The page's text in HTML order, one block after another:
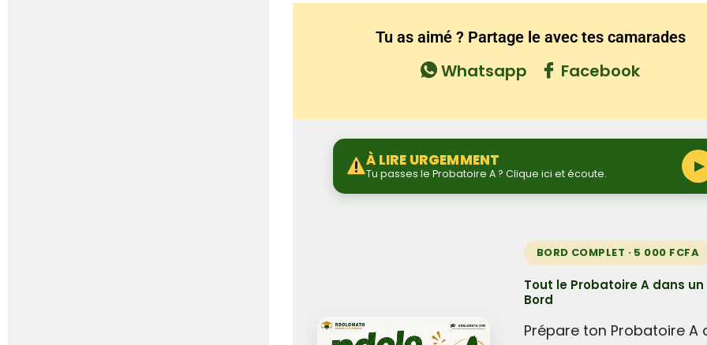
Tu as aimé ? Partage le avec tes camarades
Whatsapp Facebook
À LIRE URGEMMENT
Tu passes le Probatoire A ? Clique ici et écoute. ▶
BORD COMPLET · 5 000 FCFA
Tout le Probatoire A dans un
Bord
Prépare ton Probatoire A